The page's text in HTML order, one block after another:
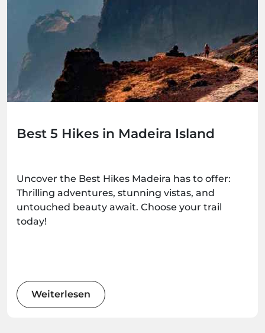
Best 5 Hikes in Madeira Island
Uncover the Best Hikes Madeira has to offer:
Thrilling adventures, stunning vistas, and
untouched beauty await. Choose your trail
today!
Weiterlesen